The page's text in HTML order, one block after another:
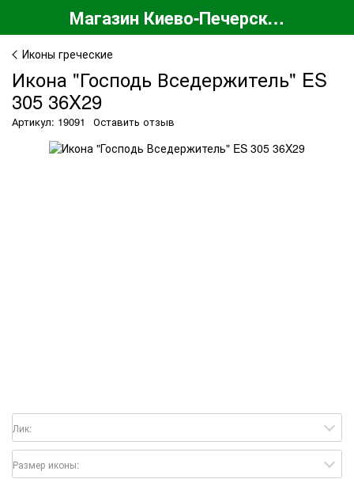
Магазин Киево-Печерской Лавры
Иконы греческие
Икона "Господь Вседержитель" ES
305 36X29
Артикул: 19091 Оставить отзыв
Лик:
Размер иконы: